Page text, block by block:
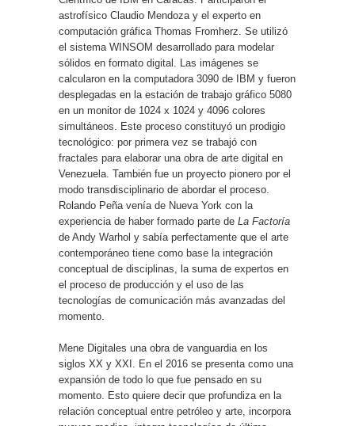
astrofísico Claudio Mendoza y el experto en
computación gráfica Thomas Fromherz. Se utilizó
el sistema WINSOM desarrollado para modelar
sólidos en formato digital. Las imágenes se
calcularon en la computadora 3090 de IBM y fueron
desplegadas en la estación de trabajo gráfico 5080
en un monitor de 1024 x 1024 y 4096 colores
simultáneos. Este proceso constituyó un prodigio
tecnológico: por primera vez se trabajó con
fractales para elaborar una obra de arte digital en
Venezuela. También fue un proyecto pionero por el
modo transdisciplinario de abordar el proceso.
Rolando Peña venía de Nueva York con la
experiencia de haber formado parte de La Factoría
de Andy Warhol y sabía perfectamente que el arte
contemporáneo tiene como base la integración
conceptual de disciplinas, la suma de expertos en
el proceso de producción y el uso de las
tecnologías de comunicación más avanzadas del
momento.
Mene Digitales una obra de vanguardia en los
siglos XX y XXI. En el 2016 se presenta como una
expansión de todo lo que fue pensado en su
momento. Esto quiere decir que profundiza en la
relación conceptual entre petróleo y arte, incorpora